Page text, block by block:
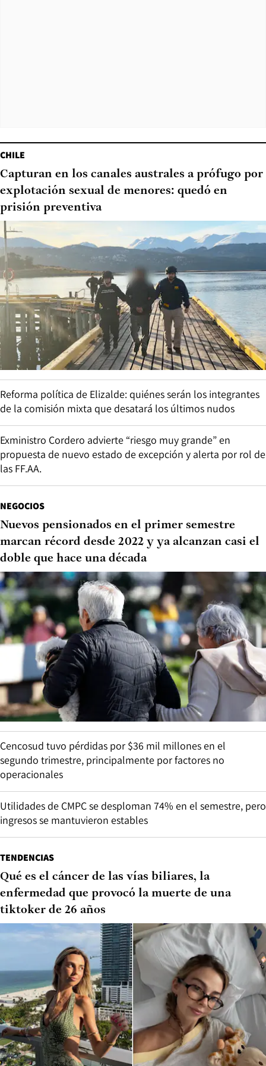
CHILE
Capturan en los canales australes a prófugo por
explotación sexual de menores: quedó en
prisión preventiva
Reforma política de Elizalde: quiénes serán los integrantes
de la comisión mixta que desatará los últimos nudos
Exministro Cordero advierte “riesgo muy grande” en
propuesta de nuevo estado de excepción y alerta por rol de
las FF.AA.
NEGOCIOS
Nuevos pensionados en el primer semestre
marcan récord desde 2022 y ya alcanzan casi el
doble que hace una década
Cencosud tuvo pérdidas por $36 mil millones en el
segundo trimestre, principalmente por factores no
operacionales
Utilidades de CMPC se desploman 74% en el semestre, pero
ingresos se mantuvieron estables
TENDENCIAS
Qué es el cáncer de las vías biliares, la
enfermedad que provocó la muerte de una
tiktoker de 26 años